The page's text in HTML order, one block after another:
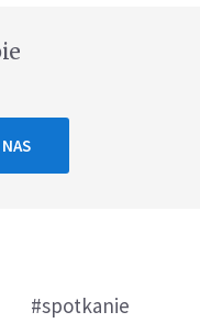
#spotkanie